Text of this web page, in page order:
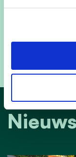
voorlopig
in Edegem
misschien op
Nieuws